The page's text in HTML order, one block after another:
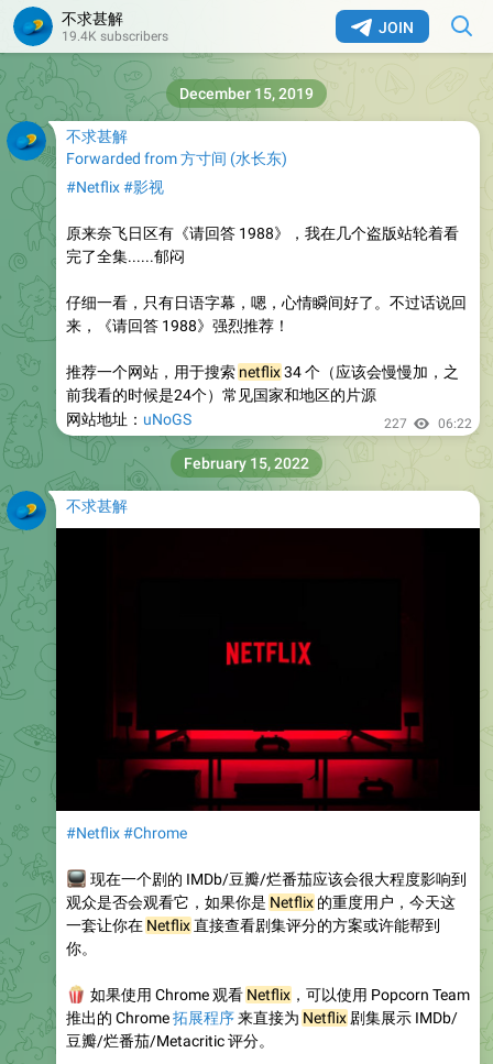
JOIN
不求甚解
19.4K subscribers
不求甚解
Forwarded from方寸间 (水长东)
#Netflix#影视
原来奈飞日区有《请回答 1988》，我在几个盗版站轮着看
完了全集......郁闷
仔细一看，只有日语字幕，嗯，心情瞬间好了。不过话说回
来，《请回答 1988》强烈推荐！
推荐一个网站，用于搜索 netflix34 个（应该会慢慢加，之
前我看的时候是24个）常见国家和地区的片源
网站地址： uNoGS 227 06:22
December 15, 2019
不求甚解
#Netflix#Chrome
现在一个剧的 IMDb/豆瓣/烂番茄应该会很大程度影响到
观众是否会观看它，如果你是 Netflix 的重度用户，今天这
一套让你在 Netflix直接查看剧集评分的方案或许能帮到
你。
如果使用 Chrome 观看 Netflix，可以使用 Popcorn Team
推出的 Chrome拓展程序来直接为 Netflix 剧集展示 IMDb/
豆瓣/烂番茄/Metacritic 评分。
February 15, 2022